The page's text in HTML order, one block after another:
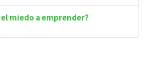
miedo a emprender?